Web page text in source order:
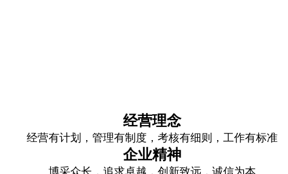
经营理念
经营有计划，管理有制度 ，考核有细则，工作有标准
企业精神
博采众长，追求卓越 ，创新致远，诚信为本